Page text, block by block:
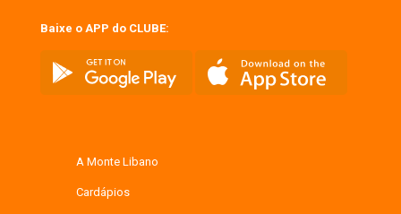
Baixe o APP do CLUBE:
A Monte Libano
Cardápios